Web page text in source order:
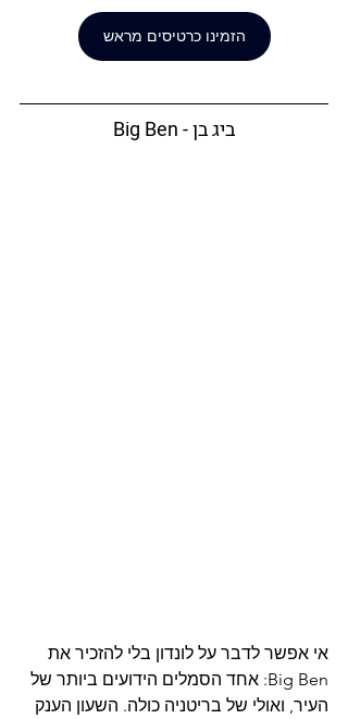
הזמינו כרטיסים מראש
ביג בן - Big Ben
אי אפשר לדבר על לונדון בלי להזכיר את
Big Ben: אחד הסמלים הידועים ביותר של
העיר, ואולי של בריטניה כולה. השעון הענק